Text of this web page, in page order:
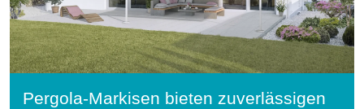
Pergola-Markisen bieten zuverlässigen